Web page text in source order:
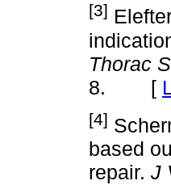
[3]
Thorac
8. [
[4]
based
repair. J